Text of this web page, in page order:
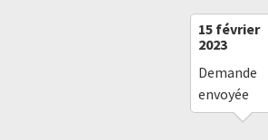
15 février
2023
Demande
envoyée